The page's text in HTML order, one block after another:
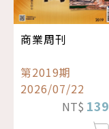
商業周刊
第2019期
2026/07/22
NT$ 139